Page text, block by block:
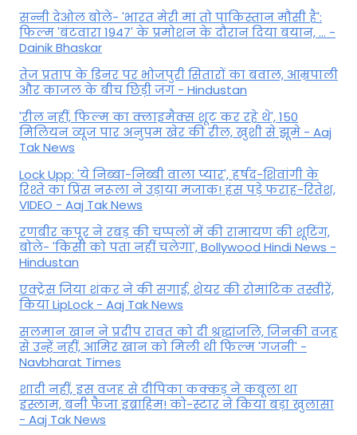
सन्नी देओल बोले- 'भारत मेरी मां तो पाकिस्तान मौसी है':
फिल्म 'बंटवारा 1947' के प्रमोशन के दौरान दिया बयान, ... -
Dainik Bhaskar
तेज प्रताप के डिनर पर भोजपुरी सितारों का बवाल, आम्रपाली
और काजल के बीच छिड़ी जंग - Hindustan
'रील नहीं, फिल्म का क्लाइमैक्स शूट कर रहे थे', 150
मिलियन व्यूज पार अनुपम खेर की रील, खुशी से झूमे - Aaj
Tak News
Lock Upp: 'ये निब्बा-निब्बी वाला प्यार', हर्षद-शिवांगी के
रिश्ते का प्रिंस नरूला ने उड़ाया मजाक! हंस पड़े फराह-रितेश,
VIDEO - Aaj Tak News
रणबीर कपूर ने रबड़ की चप्पलों में की रामायण की शूटिंग,
बोले- 'किसी को पता नहीं चलेगा', Bollywood Hindi News -
Hindustan
एक्ट्रेस जिया शंकर ने की सगाई, शेयर की रोमांटिक तस्वीरें,
किया LipLock - Aaj Tak News
सलमान खान ने प्रदीप रावत को दी श्रद्धांजलि, जिनकी वजह
से उन्हें नहीं, आमिर खान को मिली थी फिल्म 'गजनी' -
Navbharat Times
शादी नहीं, इस वजह से दीपिका कक्कड़ ने कबूला था
इस्लाम, बनी फैजा इब्राहिम! को-स्टार ने किया बड़ा खुलासा
- Aaj Tak News